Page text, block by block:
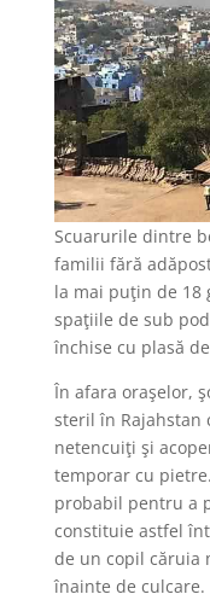
Scuarurile dintre
familii fără
la mai puţin de 18
spaţiile de sub
închise cu plasă
În afara oraşelor,
steril în Rajahstan
netencuiţi şi
temporar cu
probabil pentru a
constituie astfel
de un copil căruia
înainte de culcare.